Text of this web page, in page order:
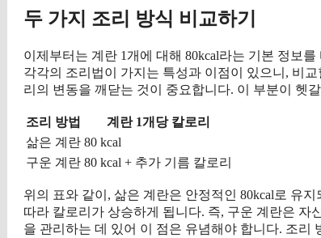
두 가지 조리 방식 비교하기
이제부터는 계란 1개에 대해 80kcal라는 기본 정보
각각의 조리법이 가지는 특성과 이점이 있으니, 비
리의 변동을 깨닫는 것이 중요합니다. 이 부분이 헷
조리 방법
계란 1개당 칼로리
삶은 계란 80 kcal
구운 계란 80 kcal + 추가 기름 칼로리
위의 표와 같이, 삶은 계란은 안정적인 80kcal로 유
따라 칼로리가 상승하게 됩니다. 즉, 구운 계란은
을 관리하는 데 있어 이 점은 유념해야 합니다. 조리